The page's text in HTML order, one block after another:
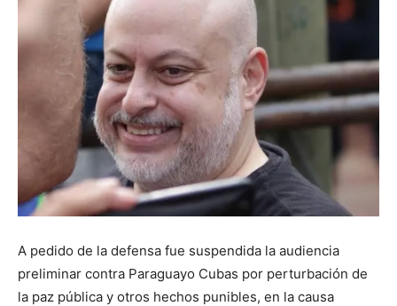
A pedido de la defensa fue suspendida la audiencia
preliminar contra Paraguayo Cubas por perturbación de
la paz pública y otros hechos punibles, en la causa